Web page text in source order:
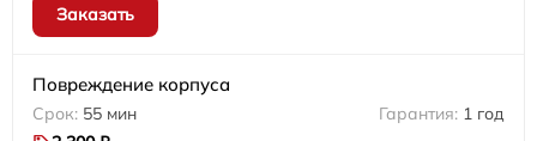
Заказать
Повреждение корпуса
55 мин
1 год